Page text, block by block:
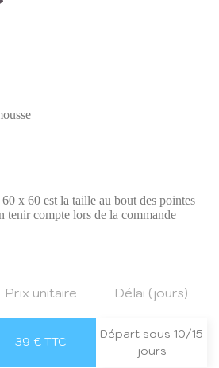
x 60 est la taille au bout des pointes
tenir compte lors de la commande
Prix unitaire Délai (jours)
39 € TTC
Départ sous 10/15
jours